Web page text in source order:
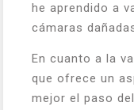
he aprendido a
cámaras
En cuanto a la
que ofrece un
mejor el paso